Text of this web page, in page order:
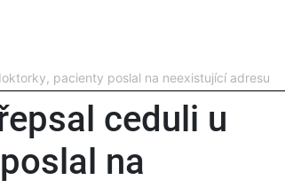
pacienty poslal na neexistující adresu
ceduli u
na